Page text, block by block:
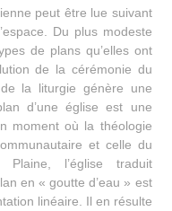
peut être lue suivant
Du plus modeste
de plans qu’elles ont
de la cérémonie du
la liturgie génère une
d’une église est une
moment où la théologie
et celle du
l’église traduit
en « goutte d’eau » est
linéaire. Il en résulte